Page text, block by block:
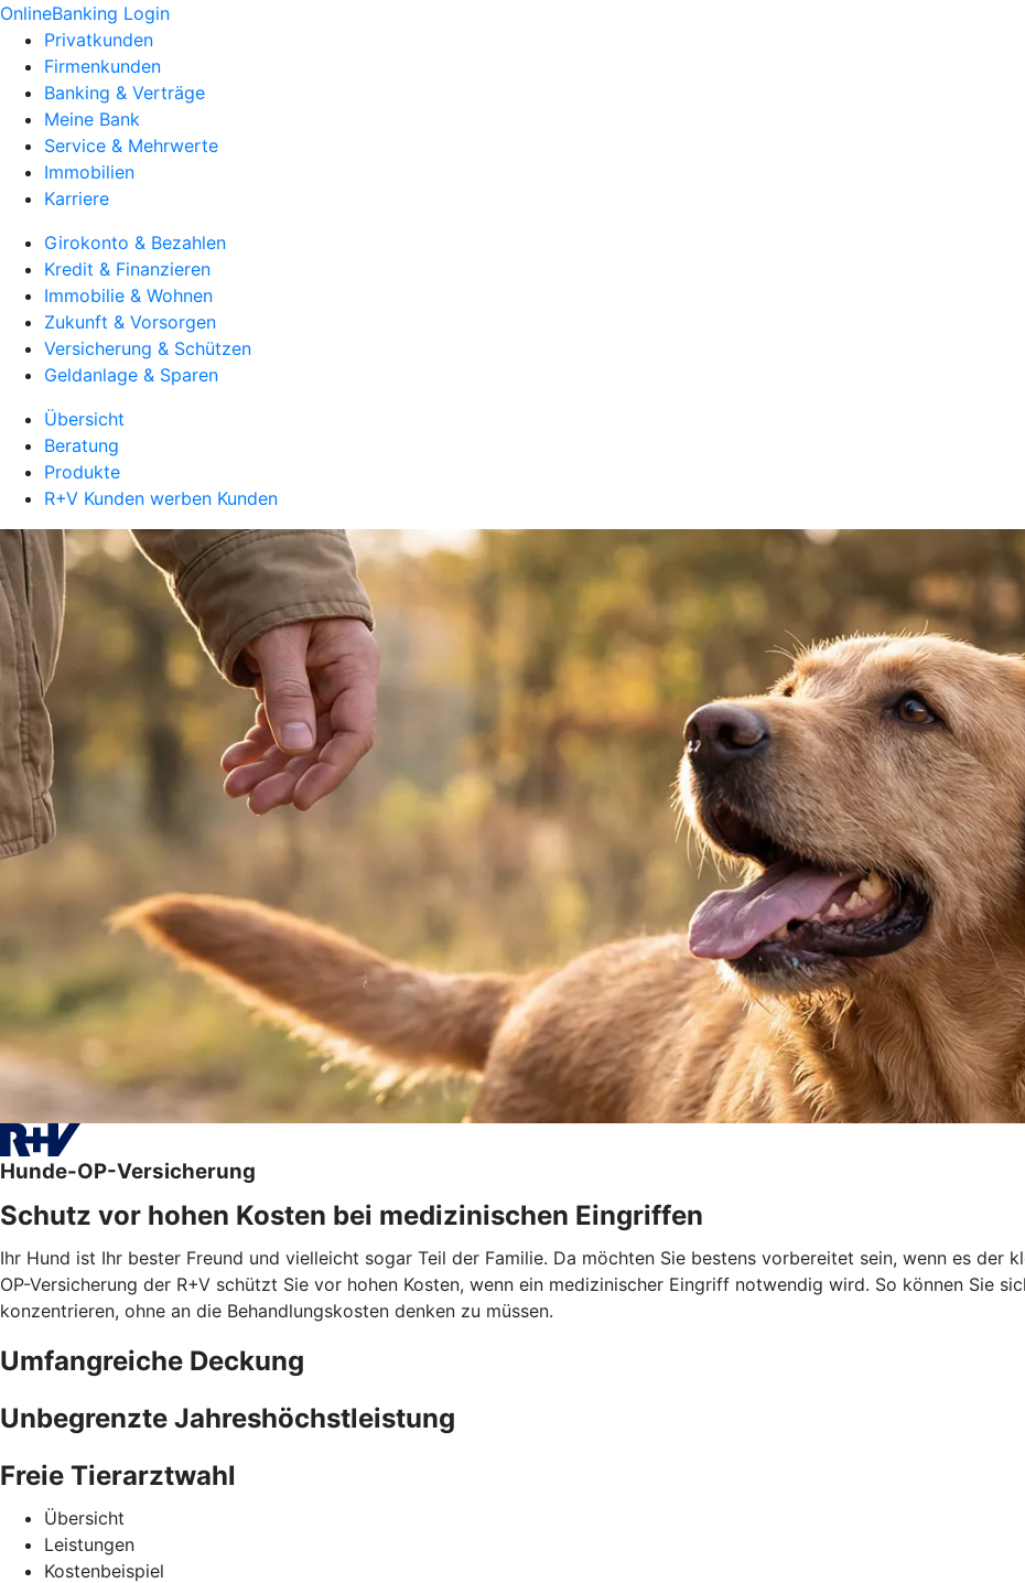
OnlineBanking Login
Privatkunden
Firmenkunden
Banking & Verträge
Meine Bank
Service & Mehrwerte
Immobilien
Karriere
Girokonto & Bezahlen
Kredit & Finanzieren
Immobilie & Wohnen
Zukunft & Vorsorgen
Versicherung & Schützen
Geldanlage & Sparen
Übersicht
Beratung
Produkte
R+V Kunden werben Kunden
Hunde-OP-Versicherung
Schutz vor hohen Kosten bei medizinischen Eingriffen
Ihr Hund ist Ihr bester Freund und vielleicht sogar Teil der Familie. Da möchten Sie bestens vorbereitet sein, wenn es der
OP-Versicherung der R+V schützt Sie vor hohen Kosten, wenn ein medizinischer Eingriff notwendig wird. So können Sie
konzentrieren, ohne an die Behandlungskosten denken zu müssen.
Umfangreiche Deckung
Unbegrenzte Jahreshöchstleistung
Freie Tierarztwahl
Übersicht
Leistungen
Kostenbeispiel